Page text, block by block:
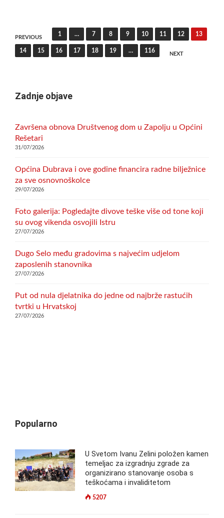
ŽALEC
POTPISALI
POVELJU
Posts
pagination
PREVIOUS
1 … 7 8 9 10 11 12 13
14 15 16 17 18 19 … 116
NEXT
Zadnje objave
Završena obnova Društvenog dom u Zapolju u Općini
Rešetari
31/07/2026
Općina Dubrava i ove godine financira radne bilježnice
za sve osnovnoškolce
29/07/2026
Foto galerija: Pogledajte divove teške više od tone koji
su ovog vikenda osvojili Istru
27/07/2026
Dugo Selo među gradovima s najvećim udjelom
zaposlenih stanovnika
27/07/2026
Put od nula djelatnika do jedne od najbrže rastućih
tvrtki u Hrvatskoj
27/07/2026
Popularno
U Svetom Ivanu Zelini položen kamen
temeljac za izgradnju zgrade za
organizirano stanovanje osoba s
teškoćama i invaliditetom
5207